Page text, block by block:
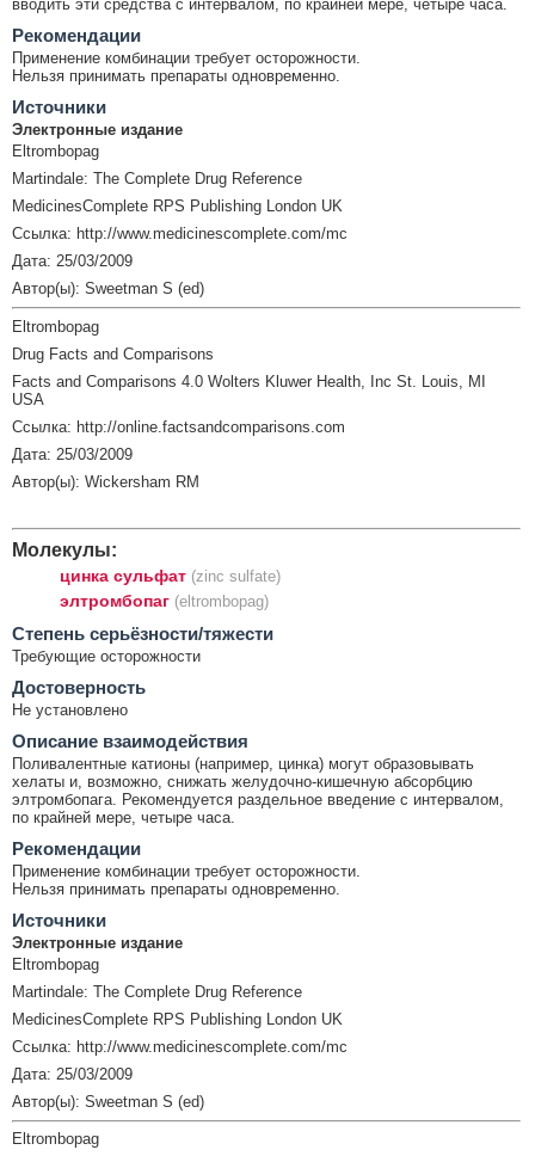
вводить эти средства с интервалом, по крайней мере, четыре часа.
Рекомендации
Применение комбинации требует осторожности.
Нельзя принимать препараты одновременно.
Источники
Электронные издание
Eltrombopag
Martindale: The Complete Drug Reference
MedicinesComplete RPS Publishing London UK
Ссылка: http://www.medicinescomplete.com/mc
Дата: 25/03/2009
Автор(ы): Sweetman S (ed)
Eltrombopag
Drug Facts and Comparisons
Facts and Comparisons 4.0 Wolters Kluwer Health, Inc St. Louis, MI
USA
Ссылка: http://online.factsandcomparisons.com
Дата: 25/03/2009
Автор(ы): Wickersham RM
Молекулы:
цинка сульфат (zinc sulfate)
элтромбопаг (eltrombopag)
Cтепень серьёзности/тяжести
Требующие осторожности
Достоверность
Не установлено
Описание взаимодействия
Поливалентные катионы (например, цинка) могут образовывать
хелаты и, возможно, снижать желудочно-кишечную абсорбцию
элтромбопага. Рекомендуется раздельное введение с интервалом,
по крайней мере, четыре часа.
Рекомендации
Применение комбинации требует осторожности.
Нельзя принимать препараты одновременно.
Источники
Электронные издание
Eltrombopag
Martindale: The Complete Drug Reference
MedicinesComplete RPS Publishing London UK
Ссылка: http://www.medicinescomplete.com/mc
Дата: 25/03/2009
Автор(ы): Sweetman S (ed)
Eltrombopag